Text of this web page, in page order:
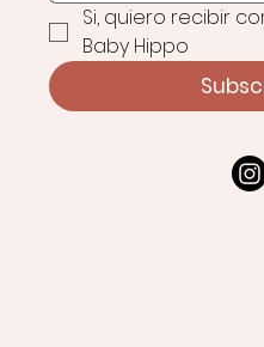
Si, quiero recibir
Baby Hippo